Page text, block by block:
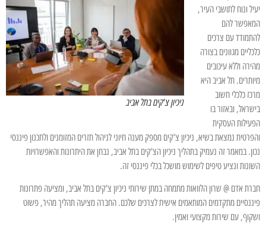
ניכיון צ'קים בתל אביב
יעיל ונוח לתושבי העיר,
המאפשר להם
להתמודד עם צרכים
כלכליים מגוונים בצורה
מהירה וללא עיכובים
מיותרים. תל אביב היא
מרכז כלכלי חשוב
בישראל, ובאזור בו
הפעילות העסקית
והפרטית נמצאת בשיא, ניכיון צ'קים מספק מענה חיוני לניהול תזרים המזומנים ולתכנון פיננסי
נכון. במאמר זה נעמיק בתהליך ניכיון הצ'קים בתל אביב, נבחן את היתרונות והאפשרויות
השונות ונציע טיפים לשימוש מושכל בכלי פיננסי זה.
חברת אדם @ שרון הלוואות מתמחה במתן שירותי ניכיון צ'קים בתל אביב, ומציעה פתרונות
פיננסיים מתקדמים המותאמים אישית לצרכים שלכם. החברה מציעה תהליך מהיר, פשוט
ושקוף, עם שירות מקצועי ואמין.